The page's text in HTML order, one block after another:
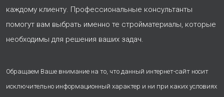
каждому клиенту. Профессиональные консультанты
помогут вам выбрать именно те стройматериалы, которые
необходимы для решения ваших задач.
Обращаем Ваше внимание на то, что данный интернет-сайт носит
исключительно информационный характер и ни при каких условиях